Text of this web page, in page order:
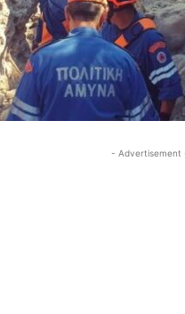
- Advertisement